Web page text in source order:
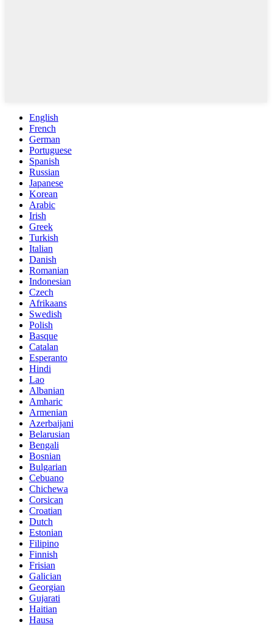
English
French
German
Portuguese
Spanish
Russian
Japanese
Korean
Arabic
Irish
Greek
Turkish
Italian
Danish
Romanian
Indonesian
Czech
Afrikaans
Swedish
Polish
Basque
Catalan
Esperanto
Hindi
Lao
Albanian
Amharic
Armenian
Azerbaijani
Belarusian
Bengali
Bosnian
Bulgarian
Cebuano
Chichewa
Corsican
Croatian
Dutch
Estonian
Filipino
Finnish
Frisian
Galician
Georgian
Gujarati
Haitian
Hausa